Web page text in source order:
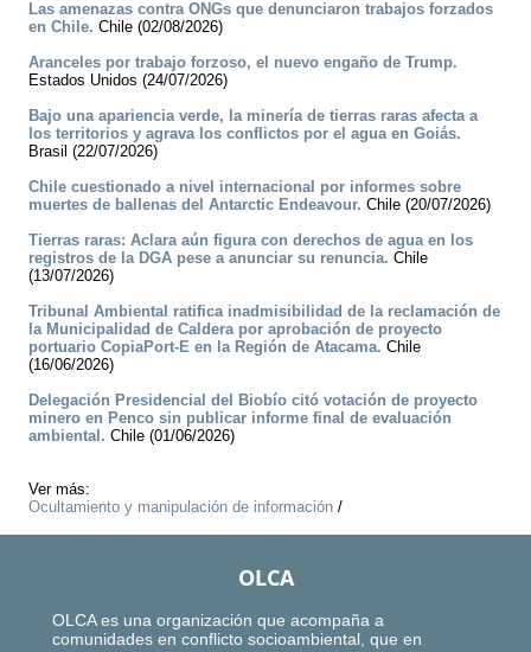
Las amenazas contra ONGs que denunciaron trabajos forzados
en Chile. Chile (02/08/2026)
Aranceles por trabajo forzoso, el nuevo engaño de Trump.
Estados Unidos (24/07/2026)
Bajo una apariencia verde, la minería de tierras raras afecta a
los territorios y agrava los conflictos por el agua en Goiás.
Brasil (22/07/2026)
Chile cuestionado a nivel internacional por informes sobre
muertes de ballenas del Antarctic Endeavour. Chile (20/07/2026)
Tierras raras: Aclara aún figura con derechos de agua en los
registros de la DGA pese a anunciar su renuncia. Chile
(13/07/2026)
Tribunal Ambiental ratifica inadmisibilidad de la reclamación de
la Municipalidad de Caldera por aprobación de proyecto
portuario CopiaPort-E en la Región de Atacama. Chile
(16/06/2026)
Delegación Presidencial del Biobío citó votación de proyecto
minero en Penco sin publicar informe final de evaluación
ambiental. Chile (01/06/2026)
Ver más:
Ocultamiento y manipulación de información /
OLCA
OLCA es una organización que acompaña a
comunidades en conflicto socioambiental, que en